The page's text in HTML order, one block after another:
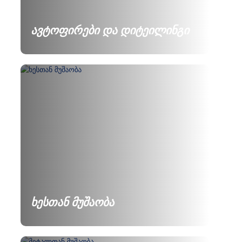
ავტოფირები და დიტეილინგი
ხესთან მუშაობა